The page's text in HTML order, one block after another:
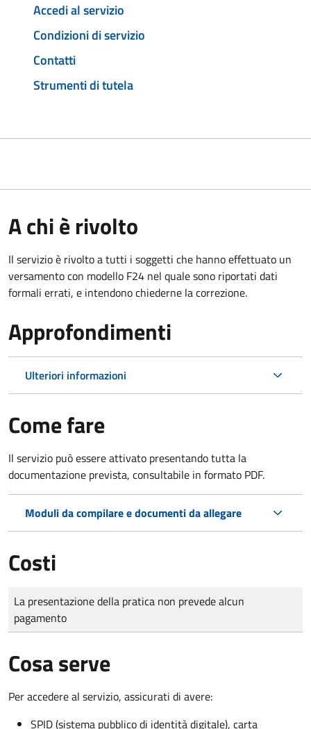
Accedi al servizio
Condizioni di servizio
Contatti
Strumenti di tutela
A chi è rivolto
Il servizio è rivolto a tutti i soggetti che hanno effettuato un
versamento con modello F24 nel quale sono riportati dati
formali errati, e intendono chiederne la correzione.
Approfondimenti
Ulteriori informazioni
Come fare
Il servizio può essere attivato presentando tutta la
documentazione prevista, consultabile in formato PDF.
Moduli da compilare e documenti da allegare
Costi
Tipo di pagamento
Importo
La presentazione della pratica non prevede alcun
pagamento
Cosa serve
Per accedere al servizio, assicurati di avere:
SPID (sistema pubblico di identità digitale), carta